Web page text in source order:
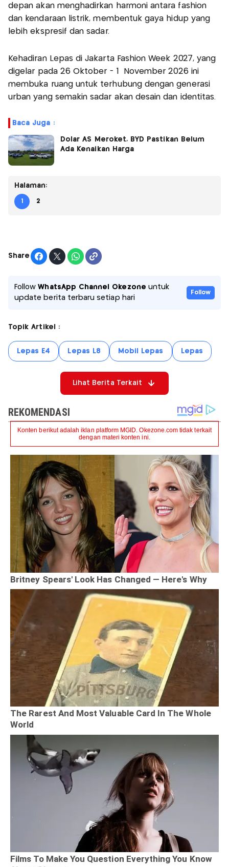
depan akan menghadirkan harmoni antara fashion
dan kendaraan listrik, membentuk gaya hidup yang
lebih ekspresif dan sadar.
Kehadiran Lepas di Jakarta Fashion Week 2027, yang
digelar pada 26 Oktober - 1 November 2026 ini
membuka ruang untuk terhubung dengan generasi
urban yang semakin sadar akan desain dan identitas.
Baca Juga :
Dolar AS Meroket, BYD Pastikan Belum
Ada Kenaikan Harga
Halaman:
1 2
Share
FollowWhatsApp Channel Okezone untuk
update berita terbaru setiap hari
Follow
Topik Artikel :
Lepas E4 Lepas L8 Mobil Lepas Lepas
Lihat Berita Terkait